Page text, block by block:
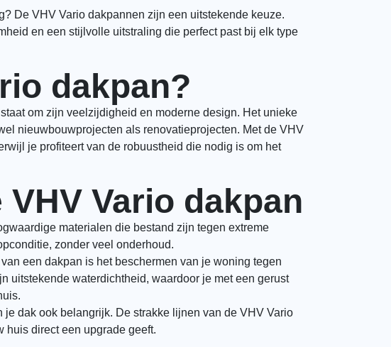
De VHV Vario dakpannen zijn een uitstekende keuze.
en een stijlvolle uitstraling die perfect past bij elk type
dakpan?
om zijn veelzijdigheid en moderne design. Het unieke
nieuwbouwprojecten als renovatieprojecten. Met de VHV
je profiteert van de robuustheid die nodig is om het
Vario dakpan
materialen die bestand zijn tegen extreme
zonder veel onderhoud.
een dakpan is het beschermen van je woning tegen
uitstekende waterdichtheid, waardoor je met een gerust
dak ook belangrijk. De strakke lijnen van de VHV Vario
huis direct een upgrade geeft.